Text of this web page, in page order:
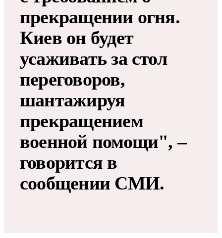
прекращении огня.
Киев он будет
усаживать за стол
переговоров,
шантажируя
прекращением
военной помощи", –
говорится в
сообщении СМИ.